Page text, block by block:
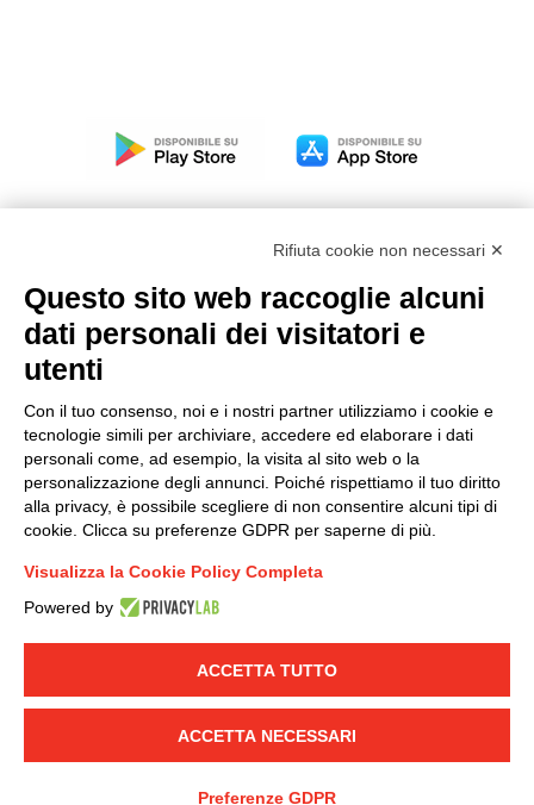
LINKEDIN YOUTUBE
© 2019 - DKC Europe - -
Cookie-Yourbiz
Modello organizzativo, gestione e controllo – D. lgs.
231/2001
Condizioni generali di vendita DKC Power Solutions
Condizioni generali di acquisto
Codice etico
Rifiuta cookie non necessari ✕
Questo sito web raccoglie alcuni
dati personali dei visitatori e
utenti
Con il tuo consenso, noi e i nostri partner utilizziamo i cookie e
tecnologie simili per archiviare, accedere ed elaborare i dati
personali come, ad esempio, la visita al sito web o la
personalizzazione degli annunci. Poiché rispettiamo il tuo diritto
alla privacy, è possibile scegliere di non consentire alcuni tipi di
cookie. Clicca su preferenze GDPR per saperne di più.
Visualizza la Cookie Policy Completa
Powered by
ACCETTA TUTTO
ACCETTA NECESSARI
Preferenze GDPR